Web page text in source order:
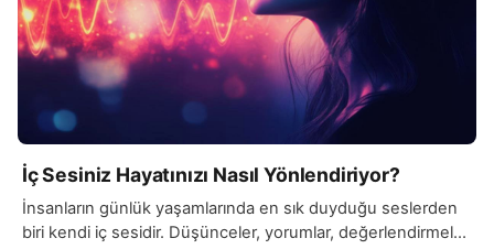
İç Sesiniz Hayatınızı Nasıl Yönlendiriyor?
İnsanların günlük yaşamlarında en sık duyduğu seslerden
biri kendi iç sesidir. Düşünceler, yorumlar, değerlendirmeler